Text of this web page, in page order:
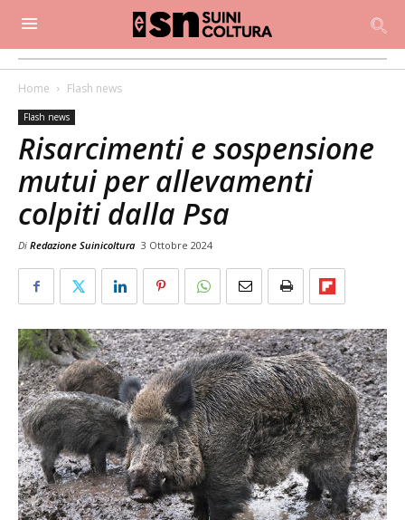
Home Flash news
Flash news
Risarcimenti e sospensione
mutui per allevamenti
colpiti dalla Psa
Di Redazione Suinicoltura 3 Ottobre 2024